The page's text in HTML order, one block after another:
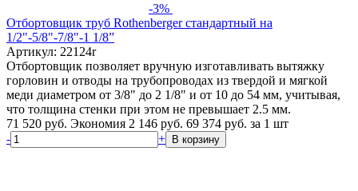
-3%
Отбортовщик труб Rothenberger стандартный на
1/2"-5/8"-7/8"-1 1/8”
Артикул: 22124r
Отбортовщик позволяет вручную изготавливать вытяжку
горловин и отводы на трубопроводах из твердой и мягкой
меди диаметром от 3/8" до 2 1/8" и от 10 до 54 мм, учитывая,
что толщина стенки при этом не превышает 2.5 мм.
71 520 руб. Экономия 2 146 руб. 69 374 руб. за 1 шт
-
+ В корзину